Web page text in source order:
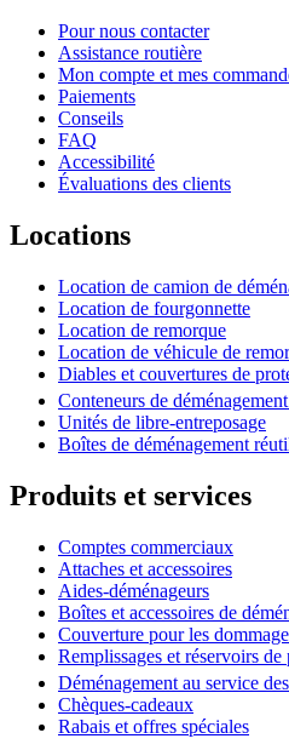
Pour nous contacter
Assistance routière
Mon compte et mes
Paiements
Conseils
FAQ
Accessibilité
Évaluations des clients
Locations
Location de camion de
Location de fourgonnette
Location de remorque
Location de véhicule de
Diables et couvertures de
Conteneurs de
Unités de libre-entreposage
Boîtes de déménagement
Produits et services
Comptes commerciaux
Attaches et accessoires
Aides-déménageurs
Boîtes et accessoires de
Couverture pour les
Remplissages et réservoirs de
Déménagement au service
Chèques-cadeaux
Rabais et offres spéciales